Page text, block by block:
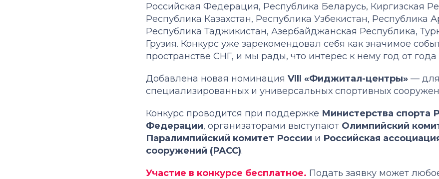
Российская Федерация, Республика Беларусь, Киргизская
Республика Казахстан, Республика Узбекистан, Республика
Республика Таджикистан, Азербайджанская Республика,
Грузия. Конкурс уже зарекомендовал себя как значимое
пространстве СНГ, и мы рады, что интерес к нему год от года
Добавлена новая номинация VIII «Фиджитал-центры» — для
специализированных и универсальных спортивных
Конкурс проводится при поддержке Министерства спорта
Федерации, организаторами выступают Олимпийский
Паралимпийский комитет России и Российская
сооружений (РАСС).
Участие в конкурсе бесплатное. Подать заявку может